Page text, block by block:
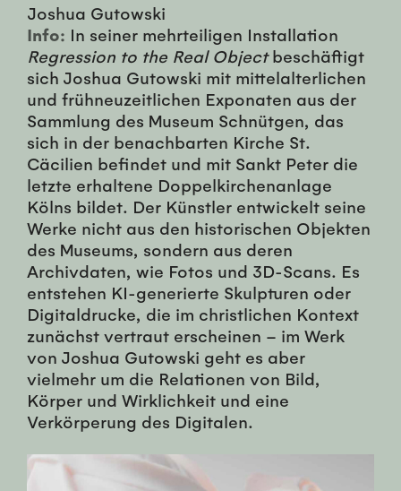
Joshua Gutowski
Info: In seiner mehrteiligen Installation
Regression to the Real Objectbeschäftigt
sich Joshua Gutowski mit mittelalterlichen
und frühneuzeitlichen Exponaten aus der
Sammlung des Museum Schnütgen, das
sich in der benachbarten Kirche St.
Cäcilien befindet und mit Sankt Peter die
letzte erhaltene Doppelkirchenanlage
Kölns bildet. Der Künstler entwickelt seine
Werke nicht aus den historischen Objekten
des Museums, sondern aus deren
Archivdaten, wie Fotos und 3D-Scans. Es
entstehen KI-generierte Skulpturen oder
Digitaldrucke, die im christlichen Kontext
zunächst vertraut erscheinen – im Werk
von Joshua Gutowski geht es aber
vielmehr um die Relationen von Bild,
Körper und Wirklichkeit und eine
Verkörperung des Digitalen.